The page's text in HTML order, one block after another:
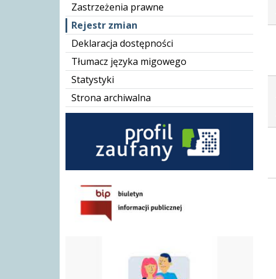
Zastrzeżenia prawne
Rejestr zmian
Deklaracja dostępności
Tłumacz języka migowego
Statystyki
Strona archiwalna